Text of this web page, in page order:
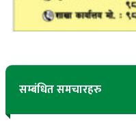
सम्बंधित समचारहरु